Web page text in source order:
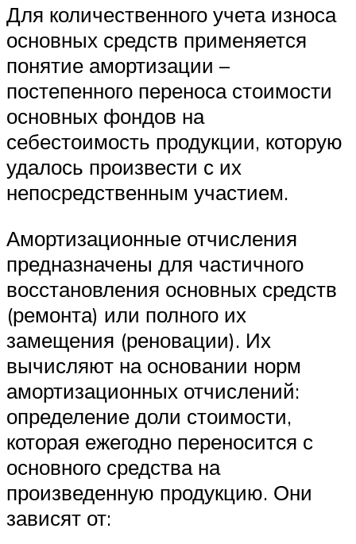
Для количественного учета износа
основных средств применяется
понятие амортизации –
постепенного переноса стоимости
основных фондов на
себестоимость продукции, которую
удалось произвести с их
непосредственным участием.
Амортизационные отчисления
предназначены для частичного
восстановления основных средств
(ремонта) или полного их
замещения (реновации). Их
вычисляют на основании норм
амортизационных отчислений:
определение доли стоимости,
которая ежегодно переносится с
основного средства на
произведенную продукцию. Они
зависят от: